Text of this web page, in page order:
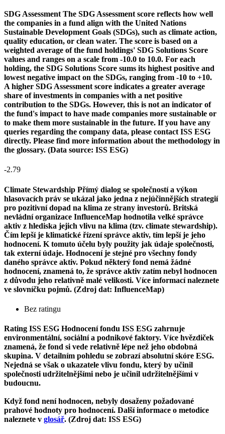
SDG Assessment The SDG Assessment score reflects how well
the companies in a fund align with the United Nations
Sustainable Development Goals (SDGs), such as climate action,
quality education, or clean water. The score is based on a
weighted average of the fund holdings' SDG Solutions Score
values and ranges on a scale from -10.0 to 10.0. For each
holding, the SDG Solutions Score sums its highest positive and
lowest negative impact on the SDGs, ranging from -10 to +10.
A higher SDG Assessment score indicates a greater average
share of investments in companies with a net positive
contribution to the SDGs. However, this is not an indicator of
the fund's impact to have made companies more sustainable or
to make them more sustainable in the future. If you have any
queries regarding the company data, please contact ISS ESG
directly. Please find more information about the methodology in
the glossary. (Data source: ISS ESG)
-2.79
Climate Stewardship Přímý dialog se společností a výkon
hlasovacích práv se ukázal jako jedna z nejúčinnějších strategií
pro pozitivní dopad na klima ze strany investorů. Britská
nevládní organizace InfluenceMap hodnotila velké správce
aktiv z hlediska jejich vlivu na klima (tzv. climate stewardship).
Čím lepší je klimatické řízení správce aktiv, tím lepší je jeho
hodnocení. K tomuto účelu byly použity jak údaje společnosti,
tak externí údaje. Hodnocení je stejné pro všechny fondy
daného správce aktiv. Pokud některý fond nemá žádné
hodnocení, znamená to, že správce aktiv zatím nebyl hodnocen
z důvodu jeho relativně malé velikosti. Více informací naleznete
ve slovníčku pojmů. (Zdroj dat: InfluenceMap)
Bez ratingu
Rating ISS ESG Hodnocení fondu ISS ESG zahrnuje
environmentální, sociální a podnikové faktory. Více hvězdiček
znamená, že fond si vede relativně lépe než jeho obdobná
skupina. V detailním pohledu se zobrazí absolutní skóre ESG.
Nejedná se však o ukazatele vlivu fondu, který by učinil
společnosti udržitelnějšími nebo je učinil udržitelnějšími v
budoucnu.
Když fond není hodnocen, nebyly dosaženy požadované
prahové hodnoty pro hodnocení. Další informace o metodice
naleznete v glosář. (Zdroj dat: ISS ESG)